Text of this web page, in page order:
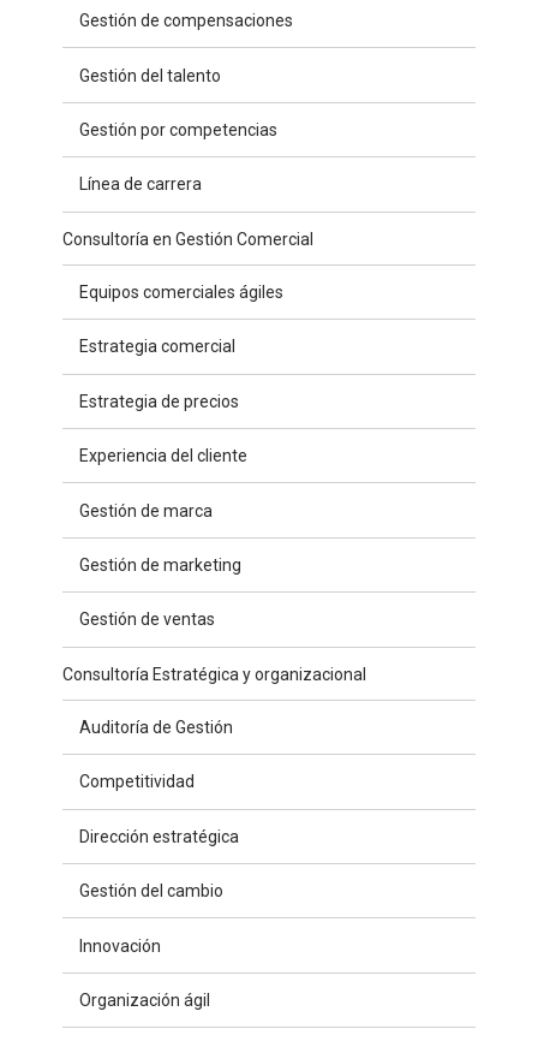
Gestión de compensaciones
Gestión del talento
Gestión por competencias
Línea de carrera
Consultoría en Gestión Comercial
Equipos comerciales ágiles
Estrategia comercial
Estrategia de precios
Experiencia del cliente
Gestión de marca
Gestión de marketing
Gestión de ventas
Consultoría Estratégica y organizacional
Auditoría de Gestión
Competitividad
Dirección estratégica
Gestión del cambio
Innovación
Organización ágil